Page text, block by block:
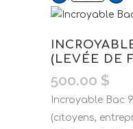
(LEVÉE DE
500.00 $
Incroyable Bac
(citoyens,